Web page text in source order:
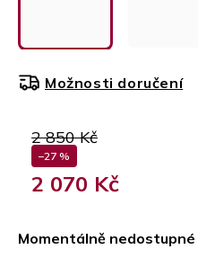
2 850 Kč
–27 %
2 070 Kč
Momentálně nedostupné
Možnosti doručení